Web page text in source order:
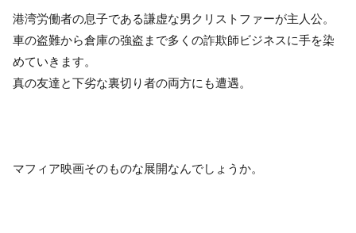
港湾労働者の息子である謙虚な男クリストファーが主人公。
車の盗難から倉庫の強盗まで多くの詐欺師ビジネスに手を染
めていきます。
真の友達と下劣な裏切り者の両方にも遭遇。
マフィア映画そのものな展開なんでしょうか。